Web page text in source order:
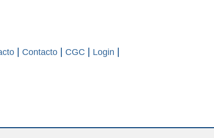
Contacto CGC Login